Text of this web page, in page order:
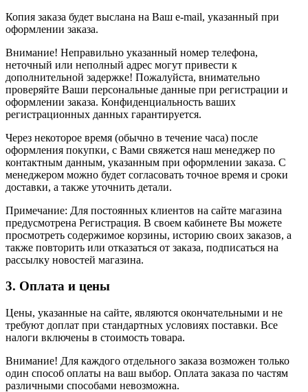
Копия заказа будет выслана на Ваш e-mail, указанный при
оформлении заказа.
Внимание! Неправильно указанный номер телефона,
неточный или неполный адрес могут привести к
дополнительной задержке! Пожалуйста, внимательно
проверяйте Ваши персональные данные при регистрации и
оформлении заказа. Конфиденциальность ваших
регистрационных данных гарантируется.
Через некоторое время (обычно в течение часа) после
оформления покупки, с Вами свяжется наш менеджер по
контактным данным, указанным при оформлении заказа. С
менеджером можно будет согласовать точное время и сроки
доставки, а также уточнить детали.
Примечание: Для постоянных клиентов на сайте магазина
предусмотрена Регистрация. В своем кабинете Вы можете
просмотреть содержимое корзины, историю своих заказов, а
также повторить или отказаться от заказа, подписаться на
рассылку новостей магазина.
3. Оплата и цены
Цены, указанные на сайте, являются окончательными и не
требуют доплат при стандартных условиях поставки. Все
налоги включены в стоимость товара.
Внимание! Для каждого отдельного заказа возможен только
один способ оплаты на ваш выбор. Оплата заказа по частям
различными способами невозможна.